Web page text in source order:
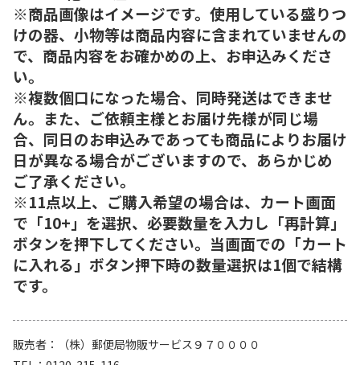
※商品画像はイメージです。使用している盛りつ
けの器、小物等は商品内容に含まれていませんの
で、商品内容をお確かめの上、お申込みくださ
い。
※複数個口になった場合、同時発送はできませ
ん。また、ご依頼主様とお届け先様が同じ場
合、同日のお申込みであっても商品によりお届け
日が異なる場合がございますので、あらかじめ
ご了承ください。
※11点以上、ご購入希望の場合は、カート画面
で「10+」を選択、必要数量を入力し「再計算」
ボタンを押下してください。当画面での「カート
に入れる」ボタン押下時の数量選択は1個で結構
です。
販売者
（株）郵便局物販サービス９７００００